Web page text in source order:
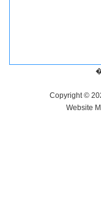
�
Copyright ©
Website